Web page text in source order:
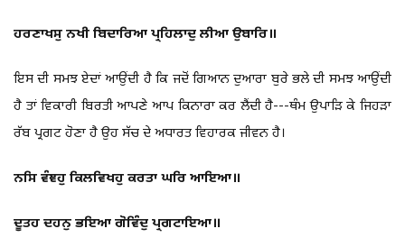
ਹਰਣਾਖਸੁ ਨਖੀ ਬਿਦਾਰਿਆ ਪ੍ਰਹਿਲਾਦੁ ਲੀਆ ਉਬਾਰਿ॥
ਇਸ ਦੀ ਸਮਝ ਏਦਾਂ ਆਉਂਦੀ ਹੈ ਕਿ ਜਦੋਂ ਗਿਆਨ ਦੁਆਰਾ ਬੁਰੇ ਭਲੇ ਦੀ ਸਮਝ ਆਉਂਦੀ
ਹੈ ਤਾਂ ਵਿਕਾਰੀ ਬਿਰਤੀ ਆਪਣੇ ਆਪ ਕਿਨਾਰਾ ਕਰ ਲੈਂਦੀ ਹੈ---ਥੰਮ ਉਪਾੜਿ ਕੇ ਜਿਹੜਾ
ਰੱਬ ਪ੍ਰਗਟ ਹੋਣਾ ਹੈ ਉਹ ਸੱਚ ਦੇ ਅਧਾਰਤ ਵਿਹਾਰਕ ਜੀਵਨ ਹੈ।
ਨਸਿ ਵੰਞਹੁ ਕਿਲਵਿਖਹੁ ਕਰਤਾ ਘਰਿ ਆਇਆ॥
ਦੂਤਹ ਦਹਨੁ ਭਇਆ ਗੋਵਿੰਦੁ ਪ੍ਰਗਟਾਇਆ॥